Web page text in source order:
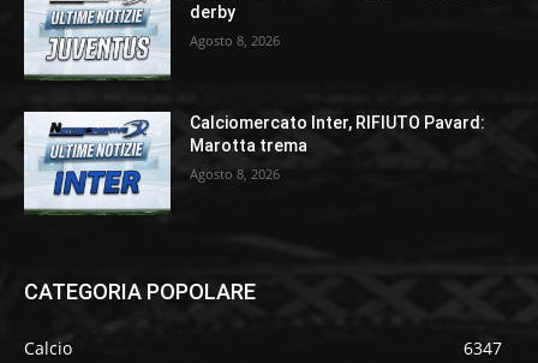
derby
Agosto 8, 2026
Calciomercato Inter, RIFIUTO Pavard:
Marotta trema
Agosto 8, 2026
CATEGORIA POPOLARE
Calcio
6347